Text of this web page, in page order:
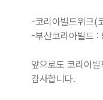
-코리아빌드위크(
-부산코리아빌드
앞으로도 코리아
감사합니다.